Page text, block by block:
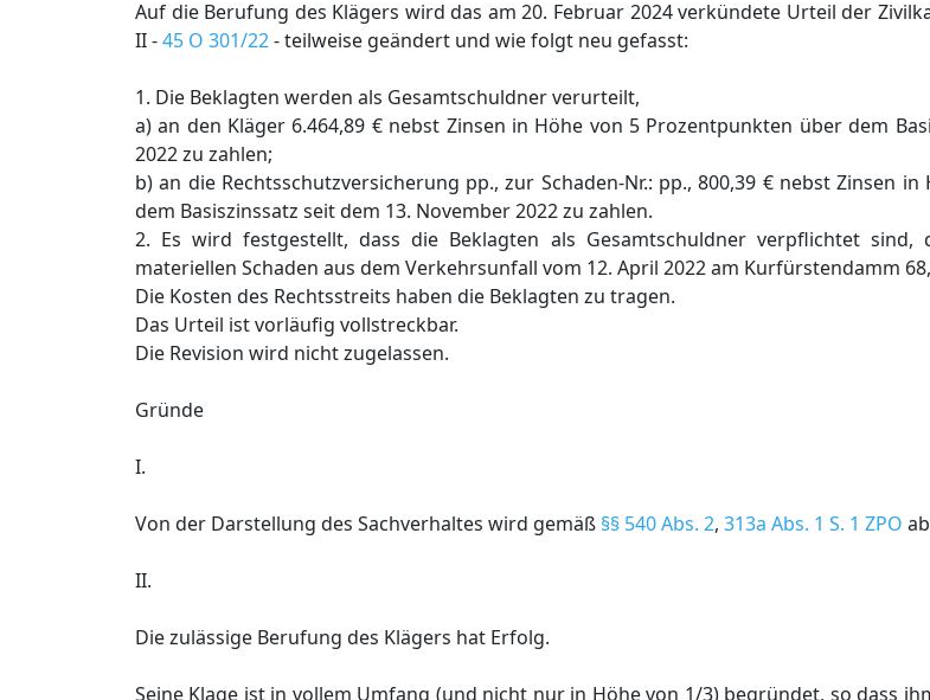
Auf die Berufung des Klägers wird das am 20. Februar 2024 verkündete Urteil der
II -45 O 301/22- teilweise geändert und wie folgt neu gefasst:
1. Die Beklagten werden als Gesamtschuldner verurteilt,
a) an den Kläger 6.464,89 € nebst Zinsen in Höhe von 5 Prozentpunkten über dem
2022 zu zahlen;
b) an die Rechtsschutzversicherung pp., zur Schaden-Nr.: pp., 800,39 € nebst Zinsen
dem Basiszinssatz seit dem 13. November 2022 zu zahlen.
2. Es wird festgestellt, dass die Beklagten als Gesamtschuldner verpflichtet sind,
materiellen Schaden aus dem Verkehrsunfall vom 12. April 2022 am Kurfürstendamm
Die Kosten des Rechtsstreits haben die Beklagten zu tragen.
Das Urteil ist vorläufig vollstreckbar.
Die Revision wird nicht zugelassen.
Gründe
I.
Von der Darstellung des Sachverhaltes wird gemäß §§ 540 Abs. 2, 313a Abs. 1 S. 1 ZPO
II.
Die zulässige Berufung des Klägers hat Erfolg.
Seine Klage ist in vollem Umfang (und nicht nur in Höhe von 1/3) begründet, so dass